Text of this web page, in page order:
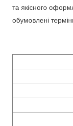
та якісного
обумовлені